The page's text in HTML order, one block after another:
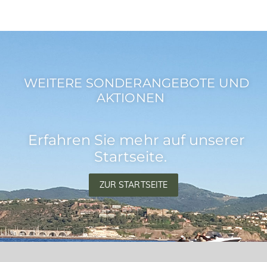
WEITERE SONDERANGEBOTE UND
AKTIONEN
Erfahren Sie mehr auf unserer
Startseite.
ZUR STARTSEITE